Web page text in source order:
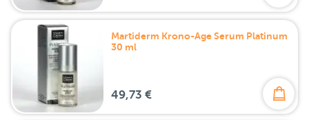
Martiderm Krono-Age Serum Platinum
30 ml
49,73 €